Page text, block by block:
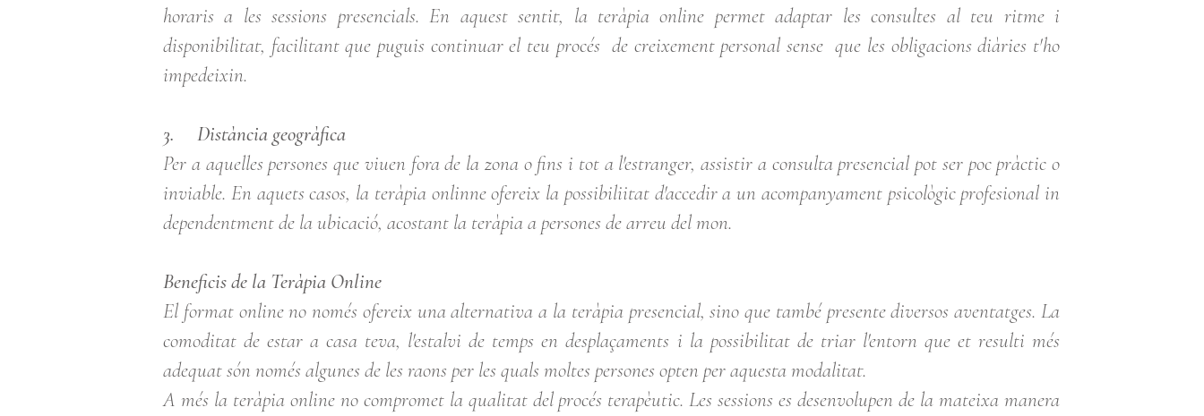
horaris a les sessions presencials. En aquest sentit, la teràpia online permet adaptar les consultes al teu ritme i
disponibilitat, facilitant que puguis continuar el teu procés de creixement personal sense que les obligacions diàries t'ho
impedeixin.
3. Distància geogràfica
Per a aquelles persones que viuen fora de la zona o fins i tot a l'estranger, assistir a consulta presencial pot ser poc pràctic o
inviable. En aquets casos, la teràpia onlinne ofereix la possibiliitat d'accedir a un acompanyament psicològic profesional in
dependentment de la ubicació, acostant la teràpia a persones de arreu del mon.
Beneficis de la Teràpia Online
El format online no només ofereix una alternativa a la teràpia presencial, sino que també presente diversos aventatges. La
comoditat de estar a casa teva, l'estalvi de temps en desplaçaments i la possibilitat de triar l'entorn que et resulti més
adequat són només algunes de les raons per les quals moltes persones opten per aquesta modalitat.
A més la teràpia online no compromet la qualitat del procés terapèutic. Les sessions es desenvolupen de la mateixa manera